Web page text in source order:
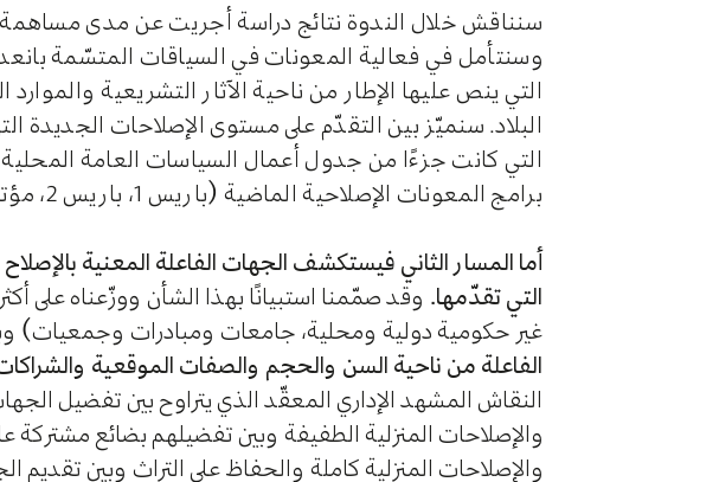
سنناقش خلال الندوة نتائج دراسة أجريت عن مدى مساهمة
وسنتأمل في فعالية المعونات في السياقات المتسّمة
التي ينص عليها الإطار من ناحية الآثار التشريعية
البلاد. سنميّز بين التقدّم على مستوى الإصلاحات الجديدة
التي كانت جزءًا من جدول أعمال السياسات العامة
برامج المعونات الإصلاحية الماضية (باريس 1، باريس 2، مؤتمر سيدر).
أما المسار الثاني فيستكشف الجهات الفاعلة المعنية
التي تقدّمها.
غير حكومية دولية ومحلية، جامعات ومبادرات وجمعيات) وبين شهري
الفاعلة من ناحية السن والحجم والصفات الموقعية
النقاش المشهد الإداري المعقّد الذي يتراوح بين تفضيل
والإصلاحات المنزلية الطفيفة وبين تفضيلهم بضائع مشتركة
والإصلاحات المنزلية كاملة والحفاظ على التراث وبين